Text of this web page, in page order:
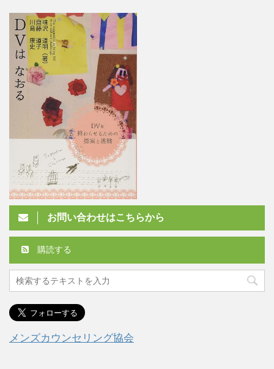
お問い合わせはこちらから
購読する
メンズカウンセリング協会